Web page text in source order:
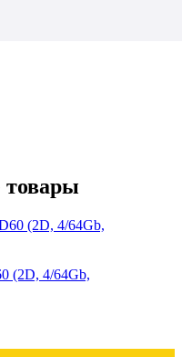
товары
(2D, 4/64Gb,